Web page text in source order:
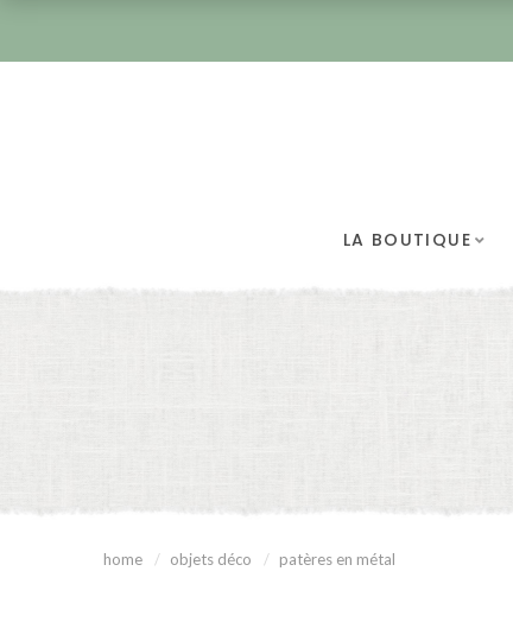
LA BOUTIQUE
home objets déco patères en métal